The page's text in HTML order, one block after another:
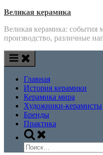
Skip
content
Великая керамика
Великая керамика: события
производство, различные
Главная
История керамики
Керамика мира
Художники-керамисты
Бренды
Практика
Toggle
search
form
Найти: